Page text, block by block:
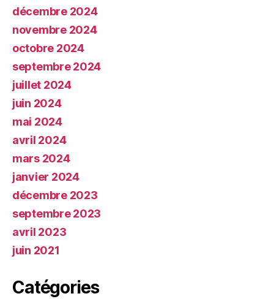
décembre 2024
novembre 2024
octobre 2024
septembre 2024
juillet 2024
juin 2024
mai 2024
avril 2024
mars 2024
janvier 2024
décembre 2023
septembre 2023
avril 2023
juin 2021
Catégories